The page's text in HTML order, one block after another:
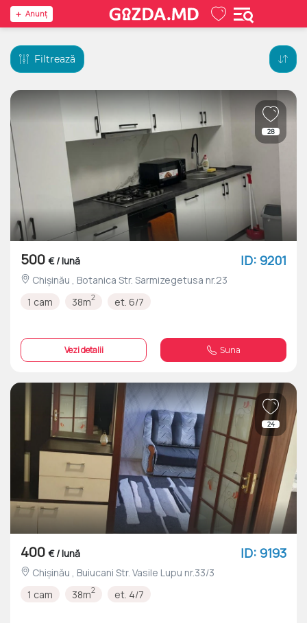
Anunţ
Filtrează
28
500 € / lună ID: 9201
Chișinău , Botanica Str. Sarmizegetusa nr.23
1 cam
38m2 et. 6/7
Vezi detalii Suna
24
400 € / lună ID: 9193
Chișinău , Buiucani Str. Vasile Lupu nr.33/3
1 cam
38m2 et. 4/7